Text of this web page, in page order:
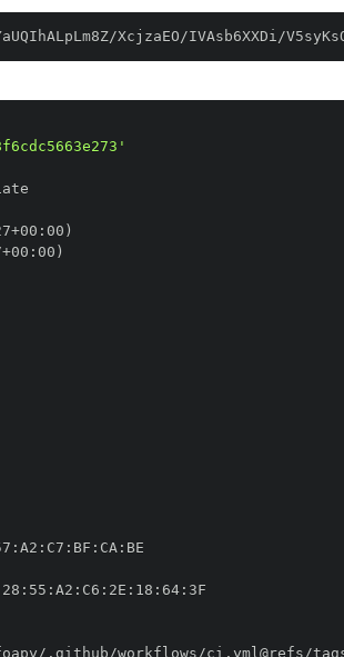
XcjzaEO/IVAsb6XXDi/
:
:
: A2 : C7 : BF : CA :
28 : 55 : A2 : C6 : 2E : 18 : 64: